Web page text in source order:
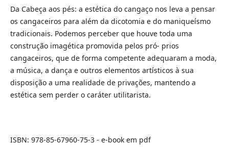
Da Cabeça aos pés: a estética do cangaço nos leva a pensar
os cangaceiros para além da dicotomia e do maniqueísmo
tradicionais. Podemos perceber que houve toda uma
construção imagética promovida pelos pró- prios
cangaceiros, que de forma competente adequaram a moda,
a música, a dança e outros elementos artísticos à sua
disposição a uma realidade de privações, mantendo a
estética sem perder o caráter utilitarista.
ISBN: 978-85-67960-75-3 - e-book em pdf